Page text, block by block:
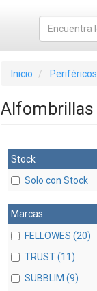
Inicio Periféricos
Alfombrillas
Stock
Solo con Stock
Marcas
FELLOWES (20)
TRUST (11)
SUBBLIM (9)